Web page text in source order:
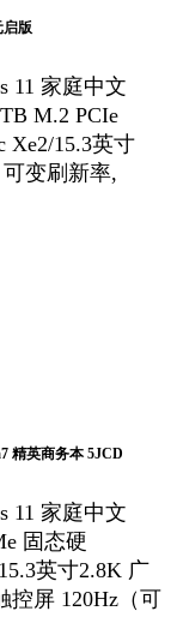
启版
11 家庭中文
M.2 PCIe
Xe2/15.3英寸
变刷新率,
精英商务本 5JCD
11 家庭中文
固态硬
英寸2.8K 广
控屏 120Hz（可